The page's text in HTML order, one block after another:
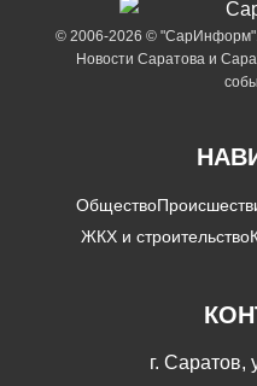
© 2006-2026 ©
Новости Саратова и
Общество
ЖКХ и строительство
г. Саратов,